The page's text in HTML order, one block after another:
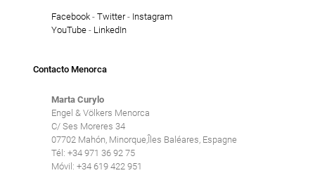
Facebook- Twitter- Instagram
YouTube- LinkedIn
Contacto Menorca
Marta Curylo
Engel & Völkers Menorca
C/ Ses Moreres 34
07702 Mahón, Minorque,Îles Baléares, Espagne
Tél: +34 971 36 92 75
Móvil: +34 619 422 951